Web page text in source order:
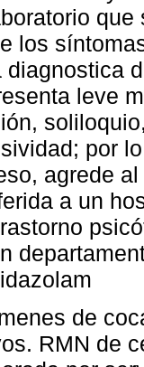
los
diagnostica
leve
por
agrede
a un
de
RMN de